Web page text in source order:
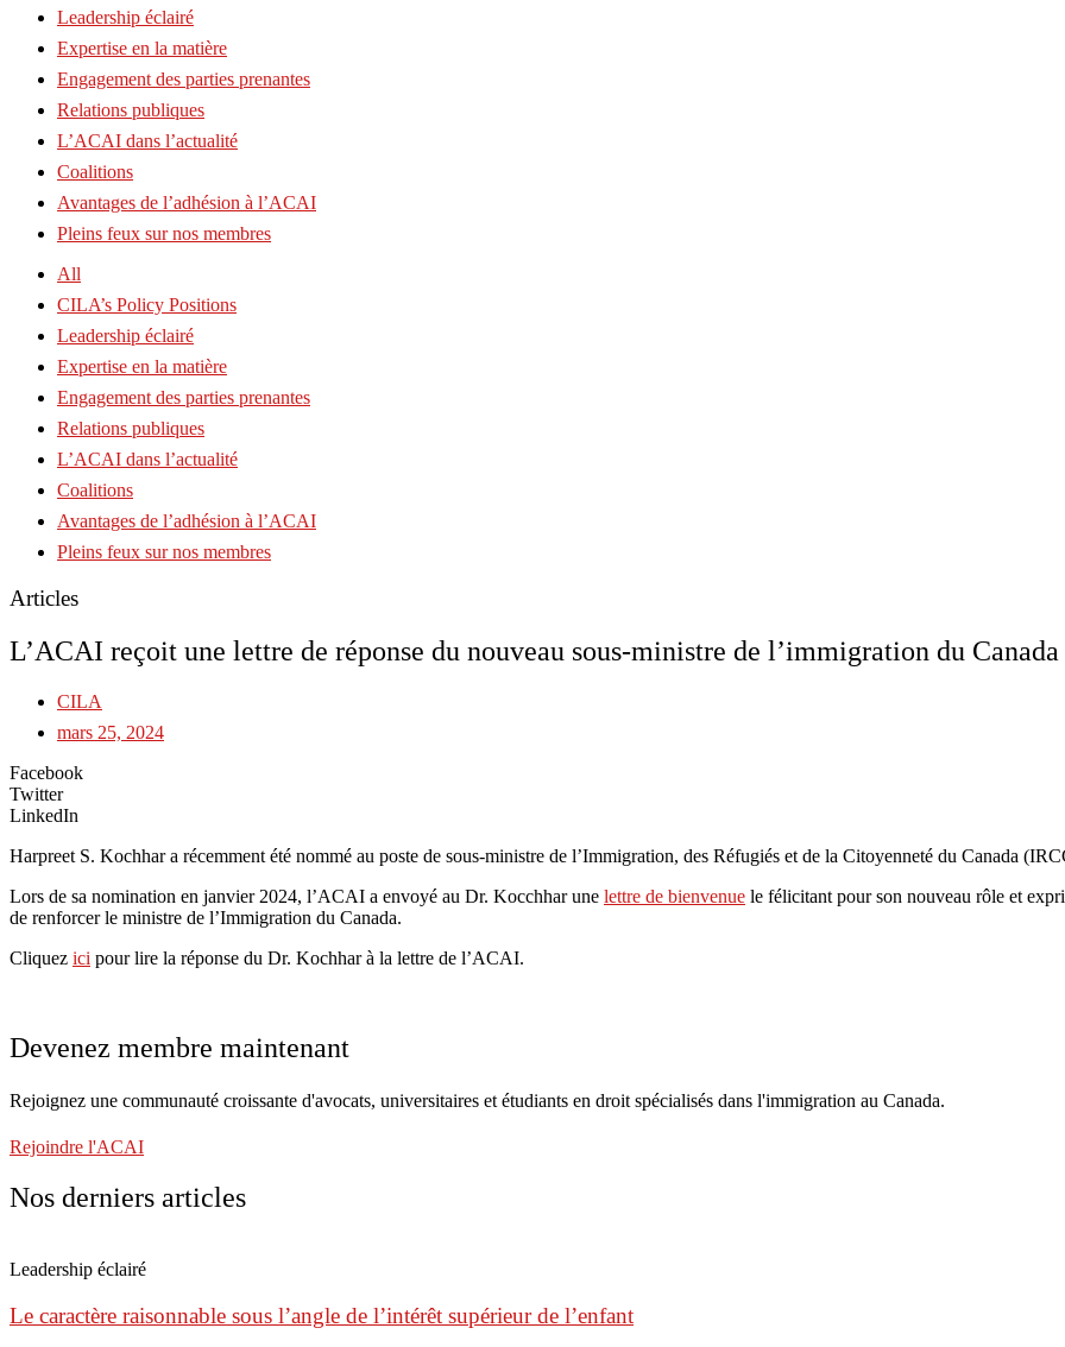
Leadership éclairé
Expertise en la matière
Engagement des parties prenantes
Relations publiques
L’ACAI dans l’actualité
Coalitions
Avantages de l’adhésion à l’ACAI
Pleins feux sur nos membres
All
CILA’s Policy Positions
Leadership éclairé
Expertise en la matière
Engagement des parties prenantes
Relations publiques
L’ACAI dans l’actualité
Coalitions
Avantages de l’adhésion à l’ACAI
Pleins feux sur nos membres
Articles
L’ACAI reçoit une lettre de réponse du nouveau sous-ministre de l’immigration du Canada
CILA
mars 25, 2024
Facebook
Twitter
LinkedIn
Harpreet S. Kochhar a récemment été nommé au poste de sous-ministre de l’Immigration, des Réfugiés et de la Citoyenneté du Canada
Lors de sa nomination en janvier 2024, l’ACAI a envoyé au Dr. Kocchhar une lettre de bienvenue le félicitant pour son nouveau rôle et
de renforcer le ministre de l’Immigration du Canada.
Cliquez ici pour lire la réponse du Dr. Kochhar à la lettre de l’ACAI.
Devenez membre maintenant
Rejoignez une communauté croissante d'avocats, universitaires et étudiants en droit spécialisés dans l'immigration au Canada.
Rejoindre l'ACAI
Nos derniers articles
Leadership éclairé
Le caractère raisonnable sous l’angle de l’intérêt supérieur de l’enfant